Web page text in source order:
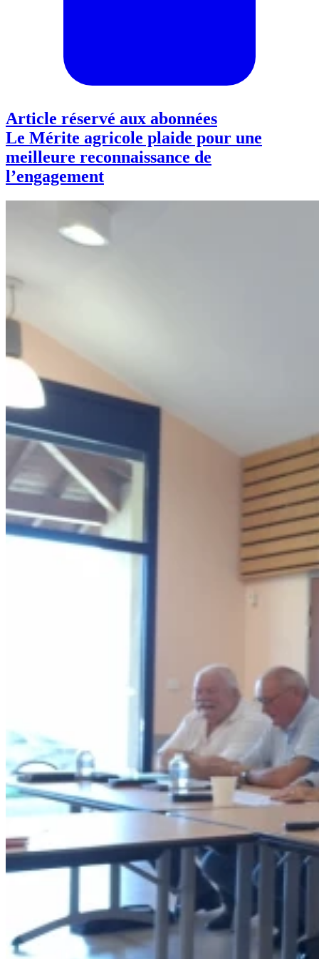
Article réservé aux abonnées
Le Mérite agricole plaide pour une
meilleure reconnaissance de
l’engagement